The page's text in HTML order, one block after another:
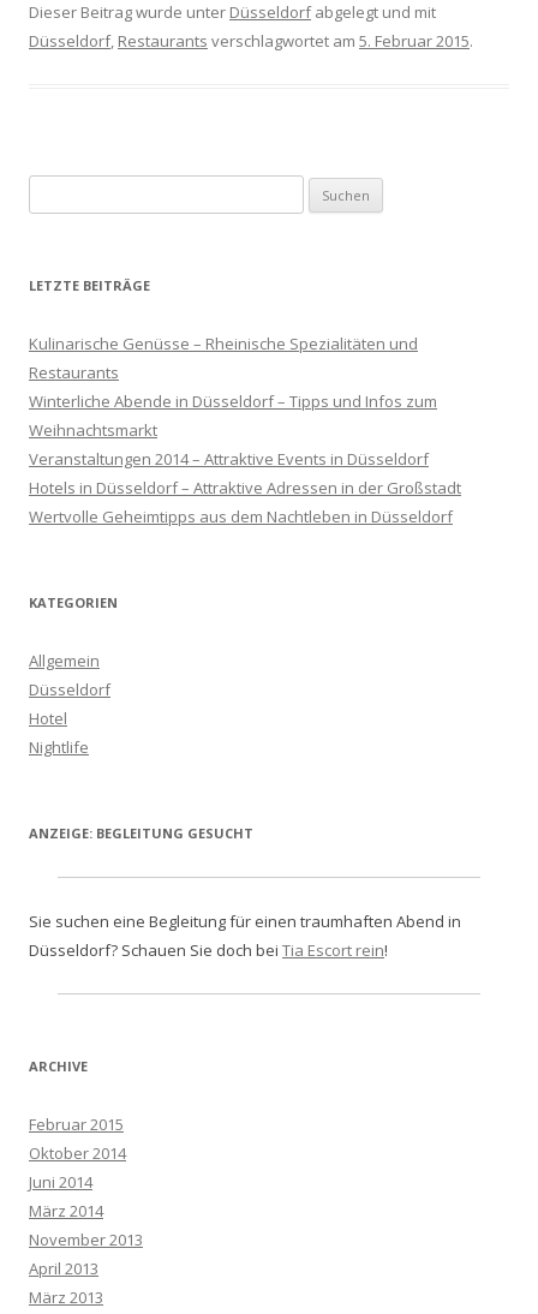
Dieser Beitrag wurde unter Düsseldorfabgelegt und mit
Düsseldorf, Restaurants verschlagwortet am 5. Februar 2015.
LETZTE BEITRÄGE
Kulinarische Genüsse – Rheinische Spezialitäten und
Restaurants
Winterliche Abende in Düsseldorf – Tipps und Infos zum
Weihnachtsmarkt
Veranstaltungen 2014 – Attraktive Events in Düsseldorf
Hotels in Düsseldorf – Attraktive Adressen in der Großstadt
Wertvolle Geheimtipps aus dem Nachtleben in Düsseldorf
KATEGORIEN
Allgemein
Düsseldorf
Hotel
Nightlife
ANZEIGE: BEGLEITUNG GESUCHT
Sie suchen eine Begleitung für einen traumhaften Abend in
Düsseldorf? Schauen Sie doch bei Tia Escort rein!
ARCHIVE
Februar 2015
Oktober 2014
Juni 2014
März 2014
November 2013
April 2013
März 2013